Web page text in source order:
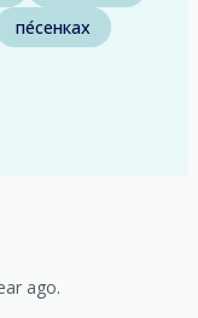
пе́сенках
ago.